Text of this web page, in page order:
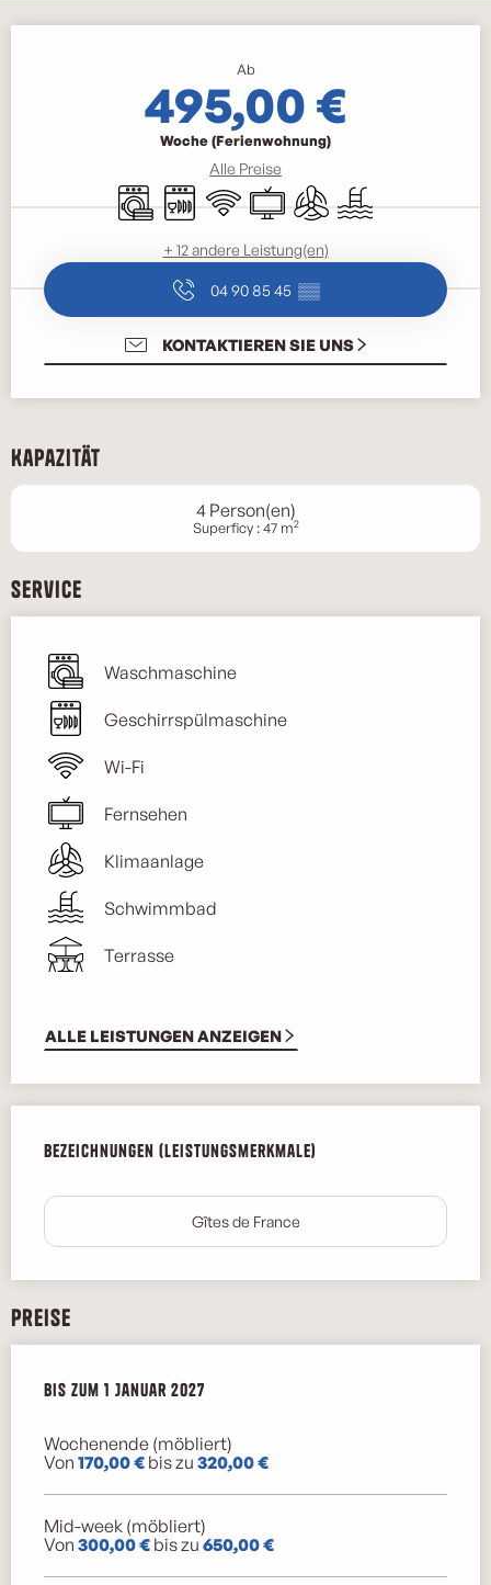
Ab
495,00 €
Woche (Ferienwohnung)
Alle Preise
Waschmaschine
Geschirrspülmaschine
Wi-Fi FernsehenKlimaanlageSchwimmbad
+ 12 andere Leistung(en)
04 90 85 45 ▒▒
KONTAKTIEREN SIE UNS
Kapazität
4 Person(en)
Superficy : 47 m2
Service
Waschmaschine
Geschirrspülmaschine
Wi-Fi
Fernsehen
Klimaanlage
Schwimmbad
Terrasse
ALLE LEISTUNGEN ANZEIGEN
Bezeichnungen (Leistungsmerkmale)
Bezeichnungen (Leistungsmerkmale)
Gîtes de France
Preise
ab3 Januar 2026bis zum
Bis zum 1 Januar 2027
Wochenende (möbliert)
Von 170,00 € bis zu 320,00 €
Mid-week (möbliert)
Von 300,00 € bis zu 650,00 €